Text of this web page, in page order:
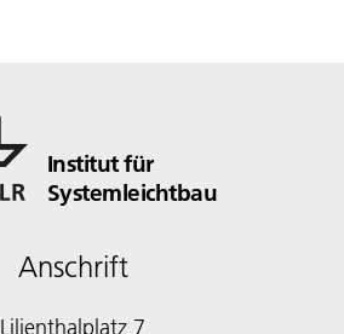
Institut für
Systemleichtbau
Anschrift
Lilienthalplatz 7